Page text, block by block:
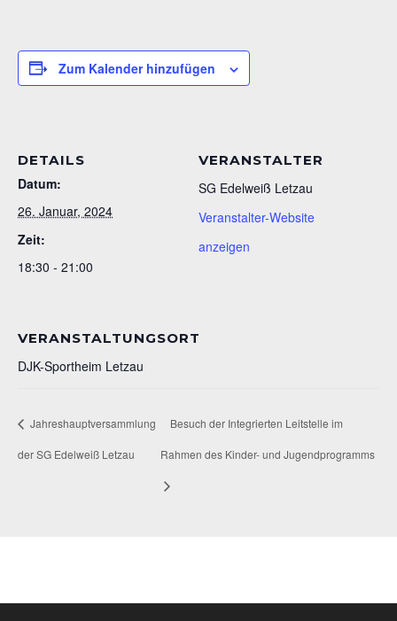
Zum Kalender hinzufügen
DETAILS
Datum:
26. Januar, 2024
Zeit:
18:30 - 21:00
VERANSTALTER
SG Edelweiß Letzau
Veranstalter-Website
anzeigen
VERANSTALTUNGSORT
DJK-Sportheim Letzau
Jahreshauptversammlung
der SG Edelweiß Letzau
Besuch der Integrierten Leitstelle im
Rahmen des Kinder- und Jugendprogramms